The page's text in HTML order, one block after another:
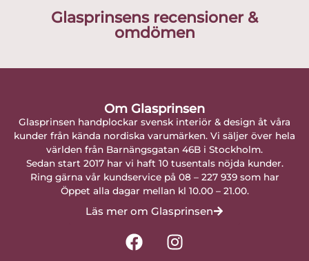
Glasprinsens recensioner &
omdömen
Om Glasprinsen
Glasprinsen handplockar svensk interiör & design åt våra
kunder från kända nordiska varumärken. Vi säljer över hela
världen från Barnängsgatan 46B i Stockholm.
Sedan start 2017 har vi haft 10 tusentals nöjda kunder.
Ring gärna vår kundservice på 08 – 227 939 som har
Öppet alla dagar mellan kl 10.00 – 21.00.
Läs mer om Glasprinsen
F
a
I
n